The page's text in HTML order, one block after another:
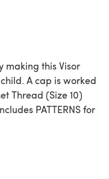
making this Visor
A cap is worked
Thread (Size 10)
PATTERNS for